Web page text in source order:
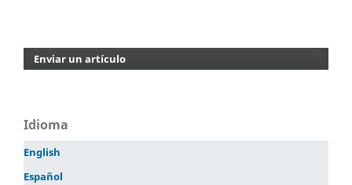
Enviar un artículo
Idioma
English
Español